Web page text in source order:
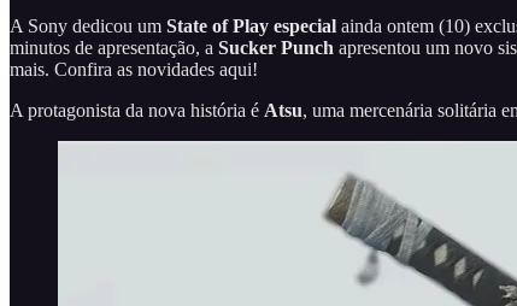
A Sony dedicou um State of Play especial ainda ontem (10)
minutos de apresentação, a Sucker Punch apresentou um novo
mais. Confira as novidades aqui!
A protagonista da nova história é Atsu, uma mercenária solitária